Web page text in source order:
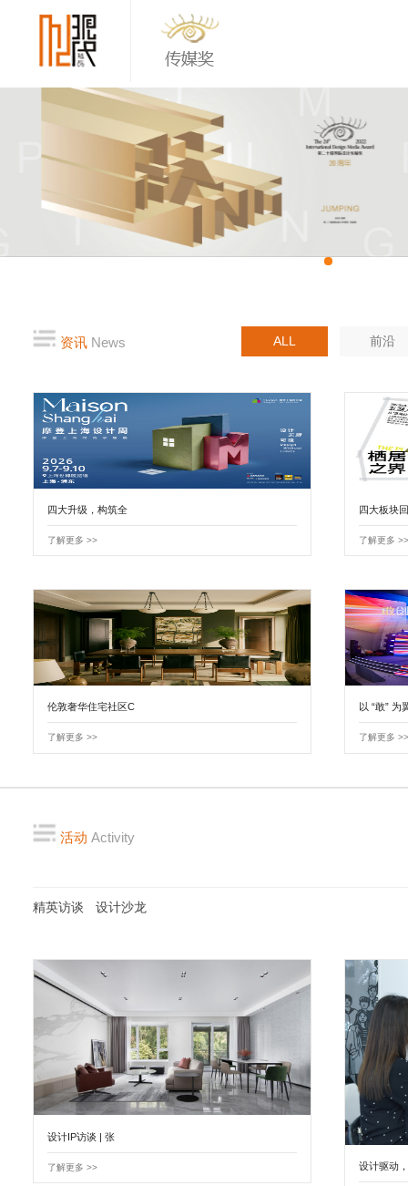
资讯News ALL 前沿
四大升级，构筑全
了解更多 >>
四大板块
了解更多
伦敦奢华住宅社区C
了解更多 >>
以 “敢” 为
了解更多
活动 Activity
精英访谈 设计沙龙
设计IP访谈 | 张
了解更多 >> 设计驱动